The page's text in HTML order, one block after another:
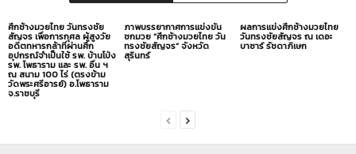
ศึกช้างมวยไทย วันทรงชัย
สัญจร เพื่อการกุศล ผู้สูงวัย
อดีตทหารกล้าที่ผ่านศึก
อุปกรณ์จำเป็นใช้ รพ. บ้านโป่ง
รพ. โพธาราม และ รพ. อื่น ฯ
ณ สนาม 100 ไร่ (ตรงข้าม
วัดพระศรีอารย์) อ.โพธาราม
จ.ราชบุรี
ภาพบรรยากาศการแข่งขัน
ชกมวย “ศึกช้างมวยไทย วัน
ทรงชัยสัญจร” จังหวัด
สุรินทร์
ผลการแข่งศึกช้างมวยไทย
วันทรงชัยสัญจร ณ เดอะ
บาซาร์ รัชดาภิเษก